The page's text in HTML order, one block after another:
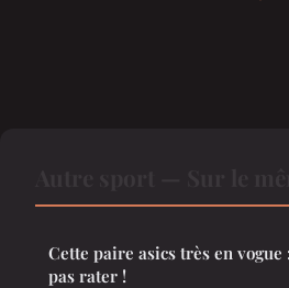
Cette paire asics très en vogue
pas rater !